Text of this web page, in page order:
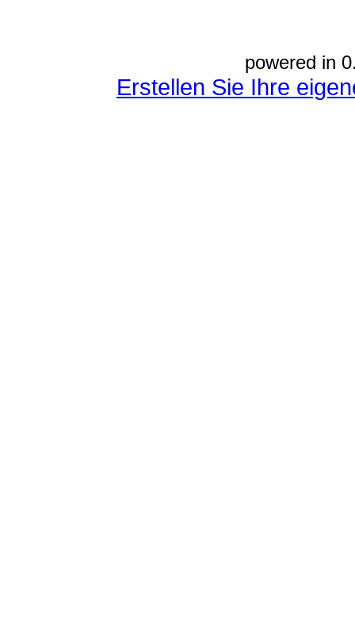
powered in
Erstellen Sie Ihre